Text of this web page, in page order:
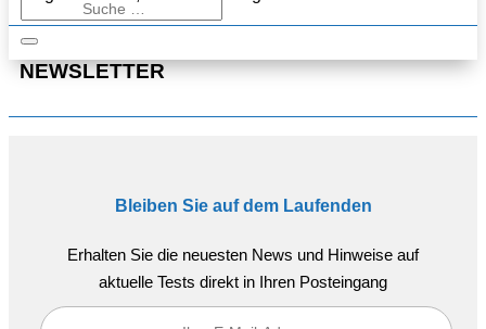
NEWSLETTER
Bleiben Sie auf dem Laufenden
Erhalten Sie die neuesten News und Hinweise auf
aktuelle Tests direkt in Ihren Posteingang